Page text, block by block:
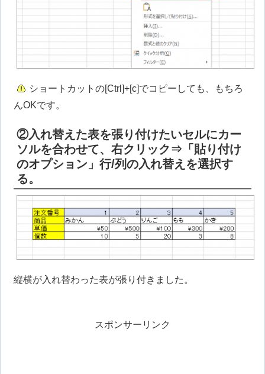
ショートカットの[Ctrl]+[c]でコピーしても、もちろ
んOKです。
②入れ替えた表を張り付けたいセルにカー
ソルを合わせて、右クリック⇒「貼り付け
のオプション」行/列の入れ替えを選択す
る。
縦横が入れ替わった表が張り付きました。
スポンサーリンク